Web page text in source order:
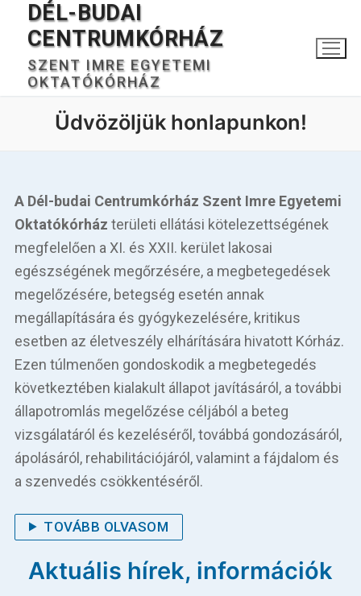
Ugrás
tartalomra
DÉL-BUDAI
CENTRUMKÓRHÁZ
SZENT IMRE EGYETEMI
OKTATÓKÓRHÁZ
Keresése:
Főoldal
Kórházunkról
Betegellátás
Elérhetőségeink
Praktikus információk
Közérdekű adatok
Hírek
Üdvözöljük honlapunkon!
A Dél-budai Centrumkórház Szent Imre Egyetemi
Oktatókórház területi ellátási kötelezettségének
megfelelően a XI. és XXII. kerület lakosai
egészségének megőrzésére, a megbetegedések
megelőzésére, betegség esetén annak
megállapítására és gyógykezelésére, kritikus
esetben az életveszély elhárítására hivatott Kórház.
Ezen túlmenően gondoskodik a megbetegedés
következtében kialakult állapot javításáról, a további
állapotromlás megelőzése céljából a beteg
vizsgálatáról és kezeléséről, továbbá gondozásáról,
ápolásáról, rehabilitációjáról, valamint a fájdalom és
a szenvedés csökkentéséről.
TOVÁBB OLVASOM
Aktuális hírek, információk